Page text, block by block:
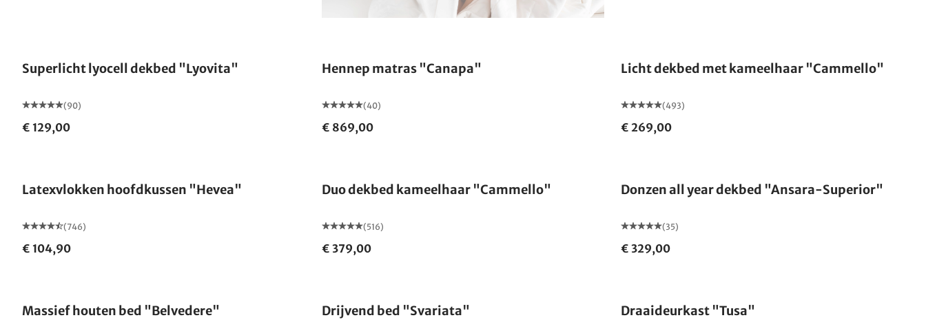
Superlicht lyocell dekbed "Lyovita"
(90)
€ 129,00
Hennep matras "Canapa"
(40)
€ 869,00
Licht dekbed met kameelhaar "Cammello"
(493)
€ 269,00
Latexvlokken hoofdkussen "Hevea"
(746)
€ 104,90
Duo dekbed kameelhaar "Cammello"
(516)
€ 379,00
Donzen all year dekbed "Ansara-Superior"
(35)
€ 329,00
Massief houten bed "Belvedere" Drijvend bed "Svariata" Draaideurkast "Tusa"